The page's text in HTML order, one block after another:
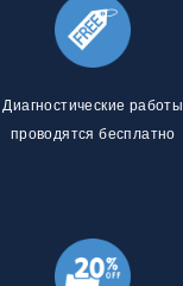
Диагностические работы
проводятся бесплатно